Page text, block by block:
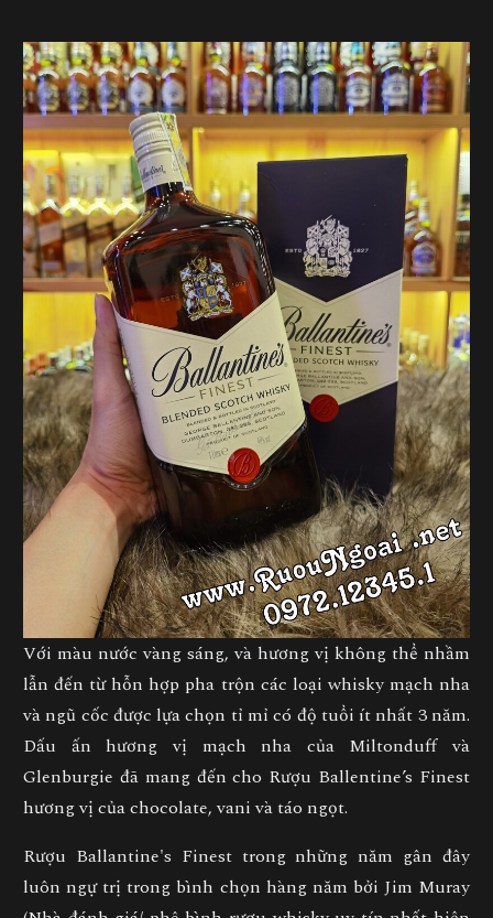
Với màu nước vàng sáng, và hương vị không thể nhầm
lẫn đến từ hỗn hợp pha trộn các loại whisky mạch nha
và ngũ cốc được lựa chọn tỉ mỉ có độ tuổi ít nhất 3 năm.
Dấu ấn hương vị mạch nha của Miltonduff và
Glenburgie đã mang đến cho Rượu Ballentine’s Finest
hương vị của chocolate, vani và táo ngọt.
Rượu Ballantine's Finest trong những năm gân đây
luôn ngự trị trong bình chọn hàng năm bởi Jim Muray